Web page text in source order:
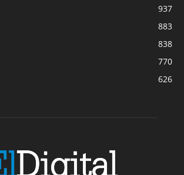
937
883
838
770
626